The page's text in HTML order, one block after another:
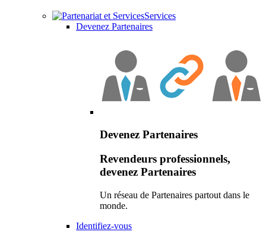
Services
Devenez Partenaires
Devenez Partenaires
Revendeurs professionnels,
devenez Partenaires
Un réseau de Partenaires partout dans le
monde.
Identifiez-vous